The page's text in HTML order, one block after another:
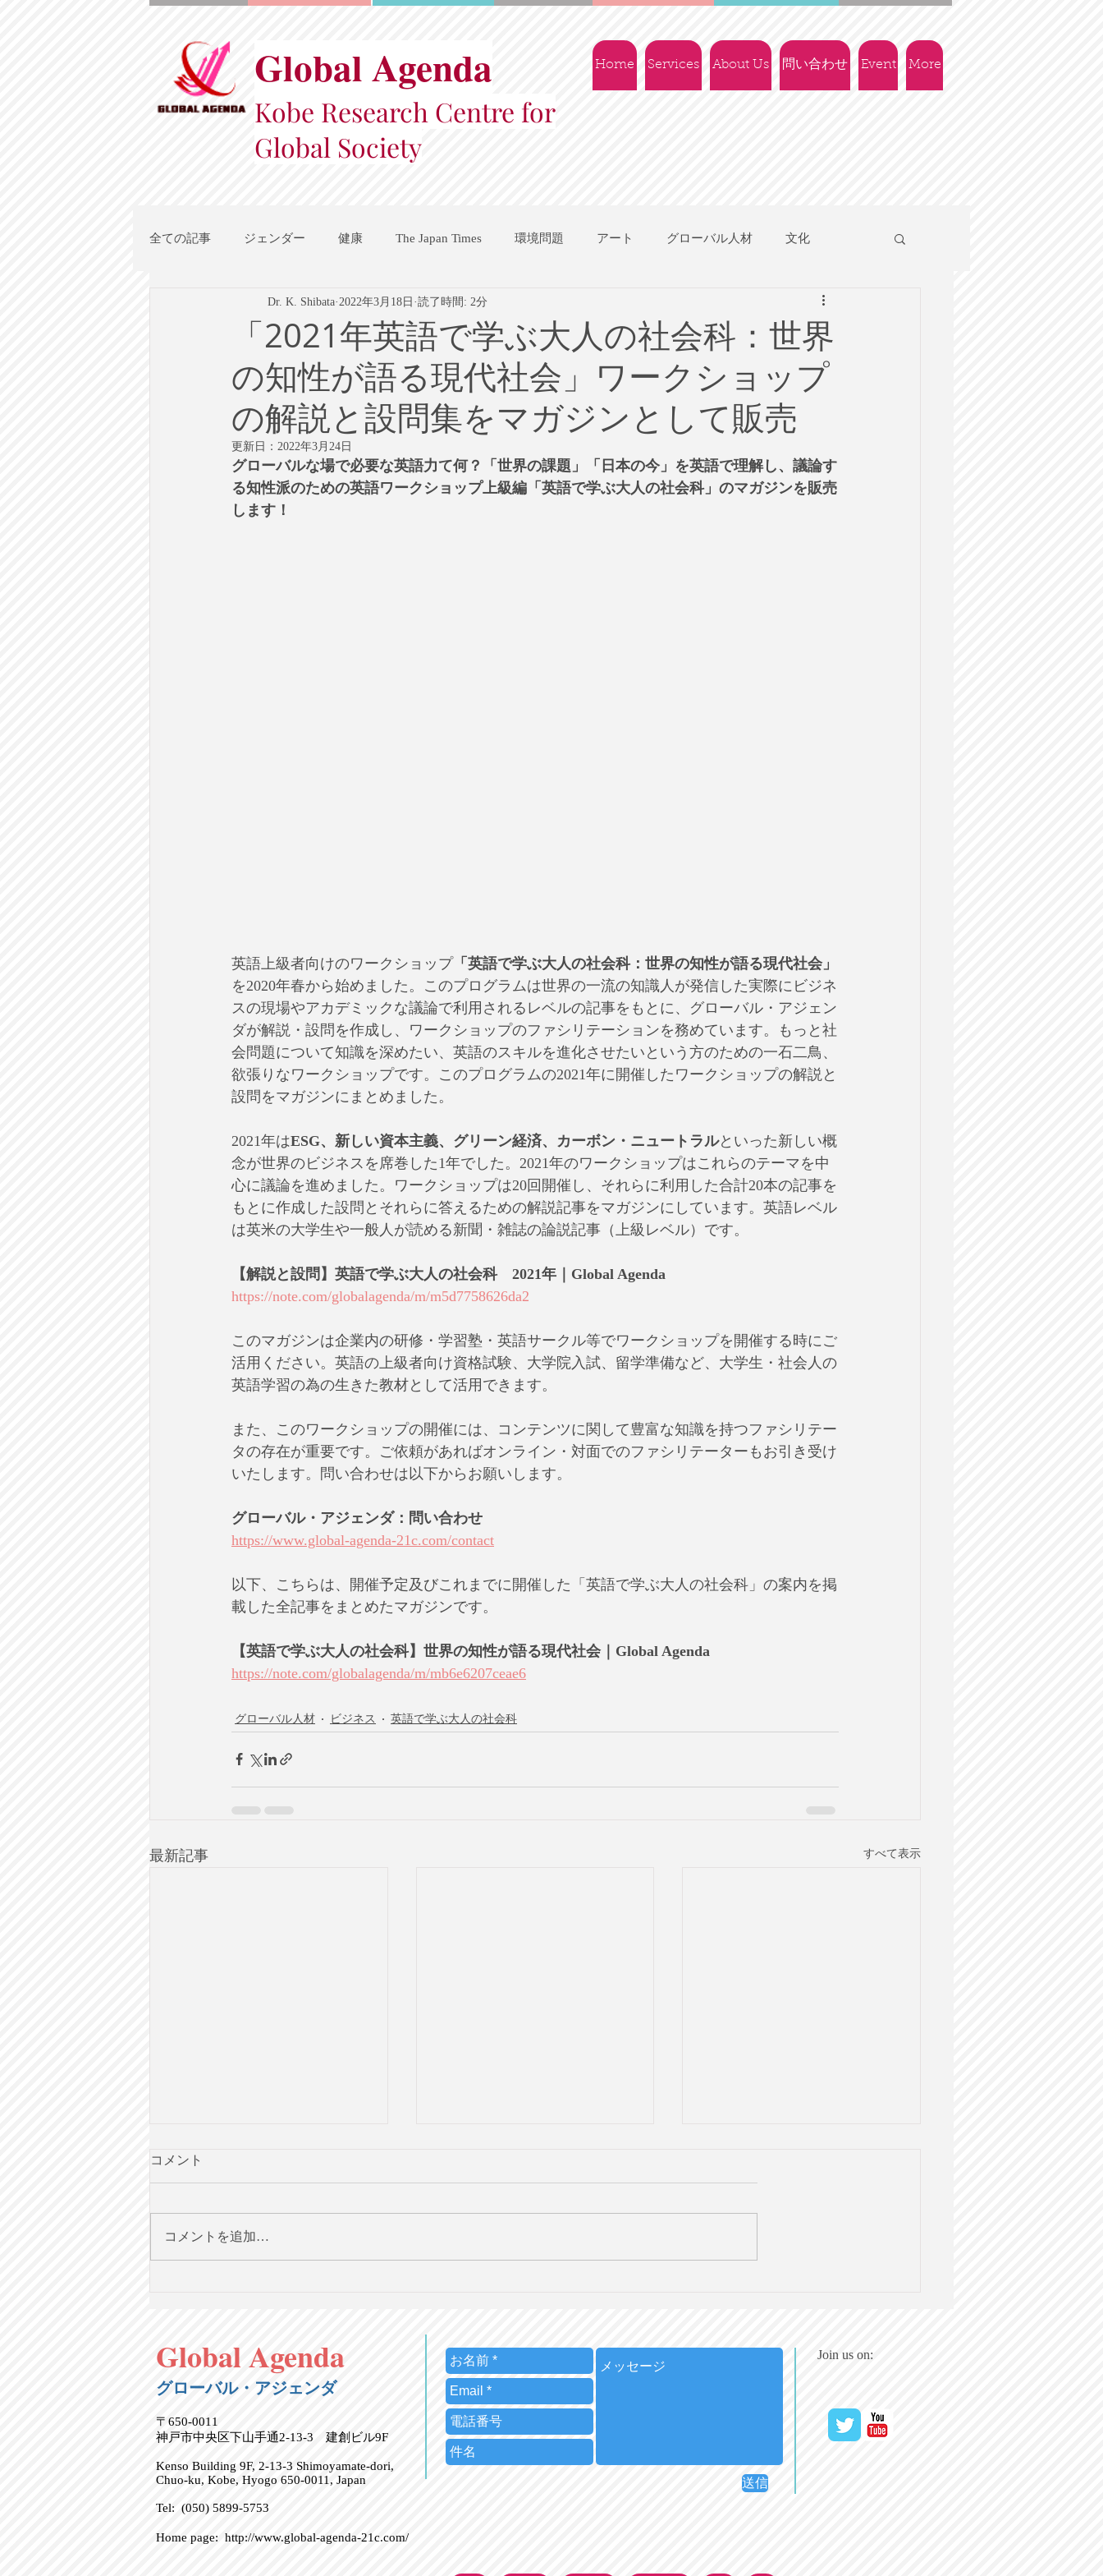
Global Agenda
Kobe Research Centre for
Global Society
Home Services About Us 問い合わせ Event More
全ての記事 ジェンダー 健康 The Japan Times 環境問題 アート グローバル人材 文化
地域都市政策 国際機関 地域振興 社会政策
テクノロジー 政治 ビジネス リスク ブランド 新型コロナウイルス
英語で学ぶ大人の社会科 ライティング Global News ソーシャル・メディア 資格試験
建築・都市計画
「2021年英語で学ぶ大人の社会科：世界
の知性が語る現代社会」ワークショップ
の解説と設問集をマガジンとして販売
Dr. K. Shibata 2022年3月18日 読了時間: 2分
更新日： 2022年3月24日
グローバルな場で必要な英語力て何？「世界の課題」「日本の今」を英語で理解し、議論す
る知性派のための英語ワークショップ上級編「英語で学ぶ大人の社会科」のマガジンを販売
します！
英語上級者向けのワークショップ「英語で学ぶ大人の社会科：世界の知性が語る現代社会」
を2020年春から始めました。このプログラムは世界の一流の知識人が発信した実際にビジネ
スの現場やアカデミックな議論で利用されるレベルの記事をもとに、グローバル・アジェン
ダが解説・設問を作成し、ワークショップのファシリテーションを務めています。もっと社
会問題について知識を深めたい、英語のスキルを進化させたいという方のための一石二鳥、
欲張りなワークショップです。このプログラムの2021年に開催したワークショップの解説と
設問をマガジンにまとめました。
2021年はESG、新しい資本主義、グリーン経済、カーボン・ニュートラルといった新しい概
念が世界のビジネスを席巻した1年でした。2021年のワークショップはこれらのテーマを中
心に議論を進めました。ワークショップは20回開催し、それらに利用した合計20本の記事を
もとに作成した設問とそれらに答えるための解説記事をマガジンにしています。英語レベル
は英米の大学生や一般人が読める新聞・雑誌の論説記事（上級レベル）です。
【解説と設問】英語で学ぶ大人の社会科　2021年｜Global Agenda
https://note.com/globalagenda/m/m5d7758626da2
このマガジンは企業内の研修・学習塾・英語サークル等でワークショップを開催する時にご
活用ください。英語の上級者向け資格試験、大学院入試、留学準備など、大学生・社会人の
英語学習の為の生きた教材として活用できます。
また、このワークショップの開催には、コンテンツに関して豊富な知識を持つファシリテー
タの存在が重要です。ご依頼があればオンライン・対面でのファシリテーターもお引き受け
いたします。問い合わせは以下からお願いします。
グローバル・アジェンダ：問い合わせ
https://www.global-agenda-21c.com/contact
以下、こちらは、開催予定及びこれまでに開催した「英語で学ぶ大人の社会科」の案内を掲
載した全記事をまとめたマガジンです。
【英語で学ぶ大人の社会科】世界の知性が語る現代社会｜Global Agenda
https://note.com/globalagenda/m/mb6e6207ceae6
グローバル人材 ビジネス 英語で学ぶ大人の社会科
最新記事 すべて表示
人の社会科】第130回
8/2（日）20時＠オンライン
7/26（日）20時＠オンライン
7/19（日）20時＠オンライン
コメント
コメントを追加…
Global Agenda
グローバル・アジェンダ
〒650-0011
神戸市中央区下山手通2-13-3 建創ビル9F
Kenso Building 9F, 2-13-3 Shimoyamate-dori,
Chuo-ku, Kobe, Hyogo 650-0011, Japan
Tel: (050) 5899-5753
Home page: http://www.global-agenda-21c.com/
送信
Join us on: